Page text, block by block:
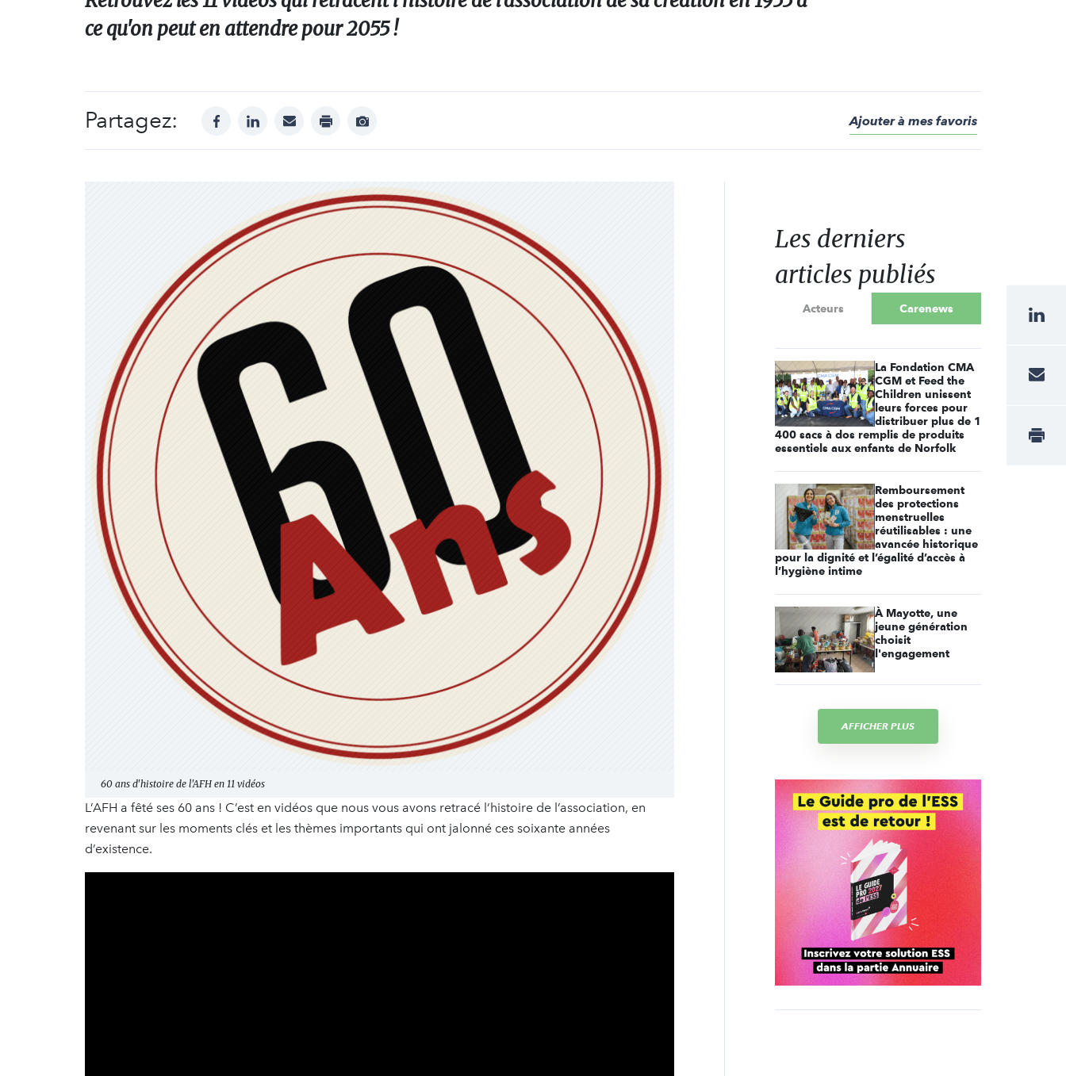
ce qu'on peut en attendre pour 2055 !
Partagez: facebooklinkedinmail print
Afficher
Ajouter à mes favoris
60 ans d'histoire de l'AFH en 11 vidéos
L’AFH a fêté ses 60 ans ! C’est en vidéos que nous vous avons retracé l’histoire de l’association, en
revenant sur les moments clés et les thèmes importants qui ont jalonné ces soixante années
d’existence.
Les derniers
articles publiés
Acteurs Carenews
La Fondation CMA
CGM et Feed the
Children unissent
leurs forces pour
distribuer plus de 1
400 sacs à dos remplis de produits
essentiels aux enfants de Norfolk
Remboursement
des protections
menstruelles
réutilisables : une
avancée historique
pour la dignité et l’égalité d’accès à
l’hygiène intime
À Mayotte, une
jeune génération
choisit
l'engagement
AFFICHER PLUS